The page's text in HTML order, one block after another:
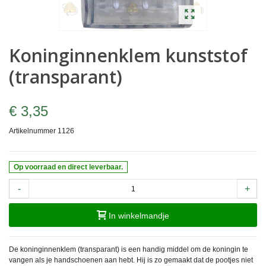
Koninginnenklem kunststof
(transparant)
€ 3,35
Artikelnummer 1126
Op voorraad en direct leverbaar.
- +
In winkelmandje
De koninginnenklem (transparant) is een handig middel om de koningin te
vangen als je handschoenen aan hebt. Hij is zo gemaakt dat de pootjes niet